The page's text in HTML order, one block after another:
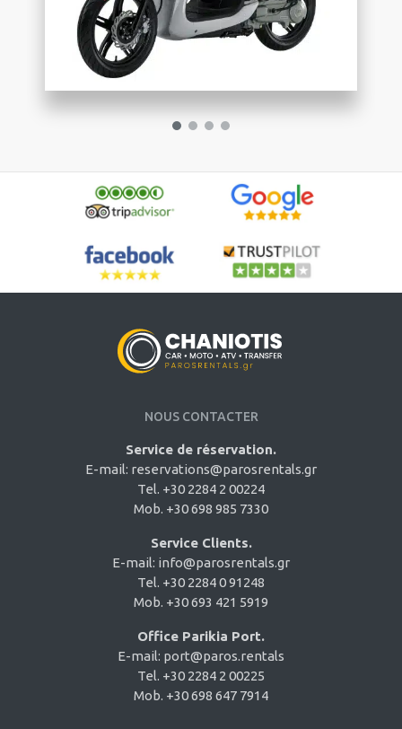
NOUS CONTACTER
Service de réservation.
E-mail: reservations@parosrentals.gr
Tel. +30 2284 2 00224
Mob. +30 698 985 7330
Service Clients.
E-mail: info@parosrentals.gr
Tel. +30 2284 0 91248
Mob. +30 693 421 5919
Office Parikia Port.
E-mail: port@paros.rentals
Tel. +30 2284 2 00225
Mob. +30 698 647 7914